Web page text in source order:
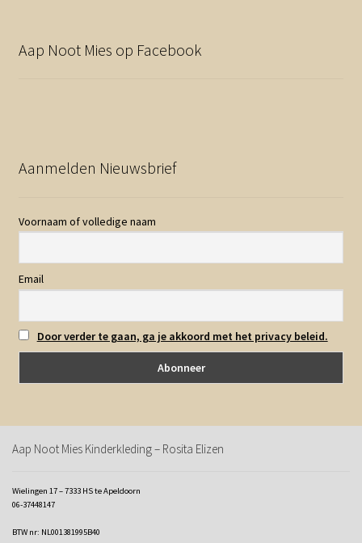
Aap Noot Mies op Facebook
Aanmelden Nieuwsbrief
Voornaam of volledige naam
Email
Door verder te gaan, ga je akkoord met het privacy beleid.
Aap Noot Mies Kinderkleding – Rosita Elizen
Wielingen 17 – 7333 HS te Apeldoorn
06-37448147
BTW nr: NL001381995B40